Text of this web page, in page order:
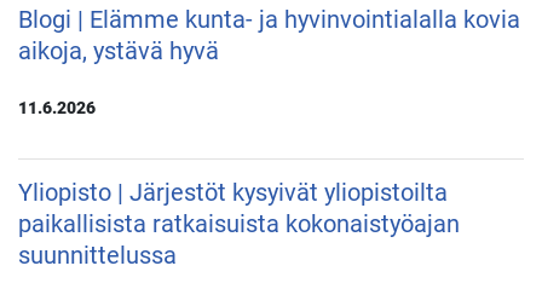
Blogi | Elämme kunta- ja hyvinvointialalla kovia
aikoja, ystävä hyvä
11.6.2026
Yliopisto | Järjestöt kysyivät yliopistoilta
paikallisista ratkaisuista kokonaistyöajan
suunnittelussa